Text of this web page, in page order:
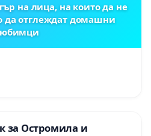
на лица, на които да не
да отглеждат домашни
за Остромила и